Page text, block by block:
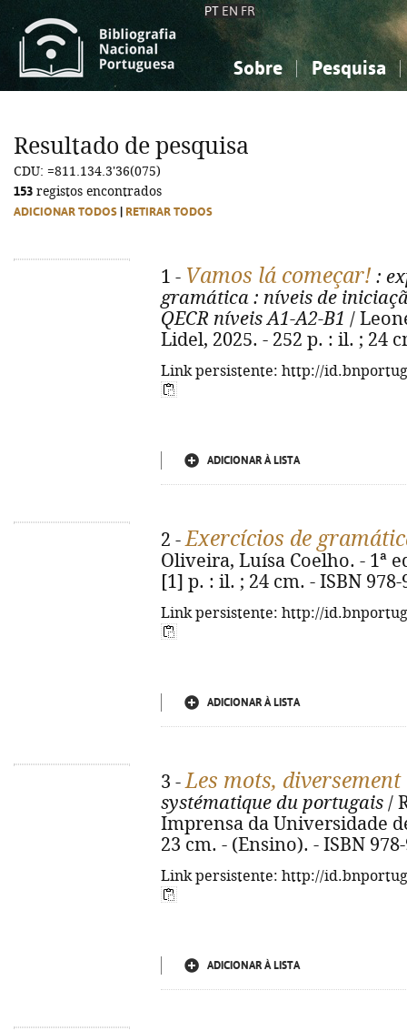
PT EN FR
Sobre Pesquisa
Ciências sociais...
Ciências sociais...
Resultado de pesquisa
CDU: =811.134.3'36(075)
153 registos encontrados
ADICIONAR TODOS RETIRAR TODOS
1 - Vamos lá começar! :
gramática : níveis de
QECR níveis A1-A2-B1 /
Lidel, 2025. - 252 p. : il. ; 24
Link persistente: http://
ADICIONAR À LISTA
2 -Exercícios de
Oliveira, Luísa Coelho. - 1ª
[1] p. : il. ; 24 cm. - ISBN 978-
Link persistente: http://
ADICIONAR À LISTA
3 -Les mots, diversement
systématique du portugais /
Imprensa da Universidade
23 cm. - (Ensino). - ISBN
Link persistente: http://
ADICIONAR À LISTA